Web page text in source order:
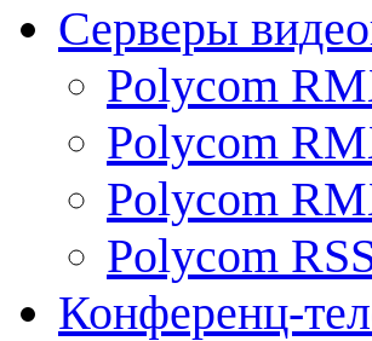
Серверы
Polycom
Polycom
Polycom
Polycom
Конференц-